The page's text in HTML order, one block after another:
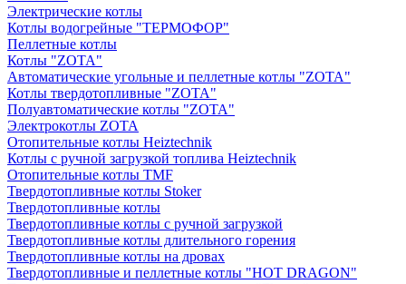
Электрические котлы
Котлы водогрейные "ТЕРМОФОР"
Пеллетные котлы
Котлы "ZOTA"
Автоматические угольные и пеллетные котлы "ZOTA"
Котлы твердотопливные "ZOTA"
Полуавтоматические котлы "ZOTA"
Электрокотлы ZOTA
Отопительные котлы Heiztechnik
Котлы с ручной загрузкой топлива Heiztechnik
Отопительные котлы TMF
Твердотопливные котлы Stoker
Твердотопливные котлы
Твердотопливные котлы с ручной загрузкой
Твердотопливные котлы длительного горения
Твердотопливные котлы на дровах
Твердотопливные и пеллетные котлы "HOT DRAGON"